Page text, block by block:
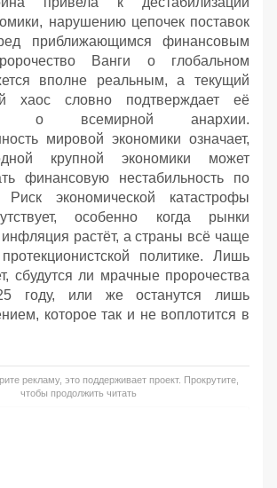
нарушению цепочек поставок
приближающимся финансовым
Ванги о глобальном
вполне реальным, а текущий
хаос словно подтверждает её
о всемирной анархии.
мировой экономики означает,
крупной экономики может
финансовую нестабильность по
экономической катастрофы
особенно когда рынки
растёт, а страны всё чаще
политике. Лишь
сбудутся ли мрачные пророчества
году, или же останутся лишь
которое так и не воплотится в
рекламу, это поддерживает проект. Прокрутите,
чтобы продолжить читать